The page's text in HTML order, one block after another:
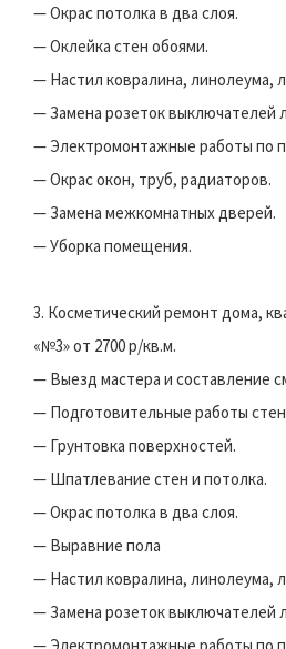
— Окрас потолка в два слоя.
— Оклейка стен обоями.
— Настил ковралина, линолеума,
— Замена розеток выключателей
— Электромонтажные работы по
— Окрас окон, труб, радиаторов.
— Замена межкомнатных дверей.
— Уборка помещения.
3. Косметический ремонт дома,
«№3» от 2700 р/кв.м.
— Выезд мастера и составление
— Подготовительные работы
— Грунтовка поверхностей.
— Шпатлевание стен и потолка.
— Окрас потолка в два слоя.
— Выравние пола
— Настил ковралина, линолеума,
— Замена розеток выключателей
— Электромонтажные работы по